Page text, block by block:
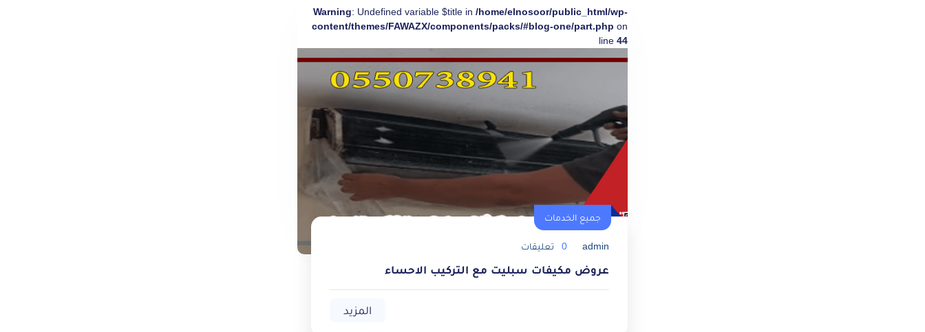
Warning: Undefined variable $title in /home/elnosoor/public_html/wp-
content/themes/FAWAZX/components/packs/#blog-one/part.php on
line 44
جميع الخدمات
admin
0 تعليقات
عروض مكيفات سبليت مع التركيب الاحساء
المزيد